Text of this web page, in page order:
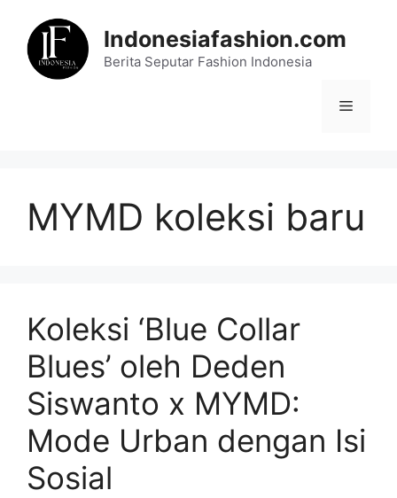
content
Indonesiafashion.com
Berita Seputar Fashion Indonesia
Menu
MYMD koleksi baru
Koleksi ‘Blue Collar
Blues’ oleh Deden
Siswanto x MYMD:
Mode Urban dengan Isi
Sosial